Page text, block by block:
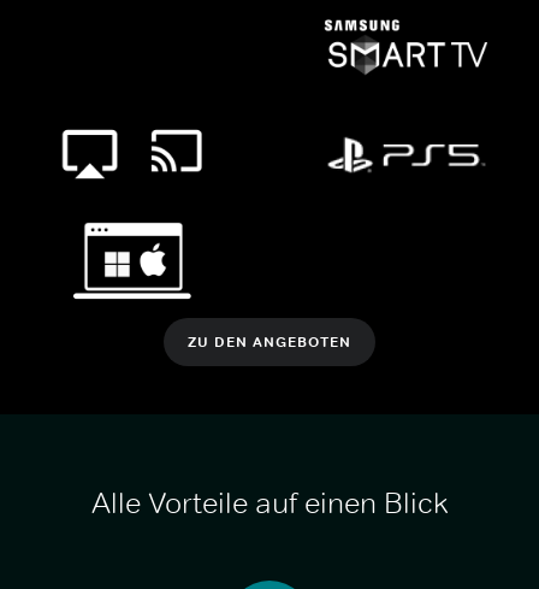
ZU DEN ANGEBOTEN
Alle Vorteile auf einen Blick